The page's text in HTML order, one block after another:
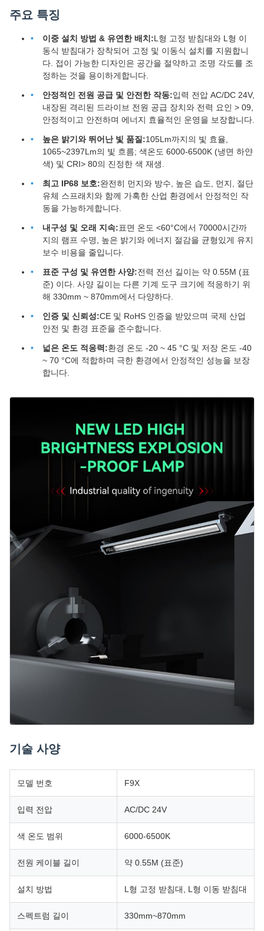
주요 특징
이중 설치 방법 & 유연한 배치:L형 고정 받침대와 L형 이
동식 받침대가 장착되어 고정 및 이동식 설치를 지원합니
다. 접이 가능한 디자인은 공간을 절약하고 조명 각도를 조
정하는 것을 용이하게합니다.
안정적인 전원 공급 및 안전한 작동:입력 전압 AC/DC 24V,
내장된 격리된 드라이브 전원 공급 장치와 전력 요인 > 09,
안정적이고 안전하며 에너지 효율적인 운영을 보장합니다.
높은 밝기와 뛰어난 빛 품질:105Lm까지의 빛 효율,
1065~2397Lm의 빛 흐름; 색온도 6000-6500K (냉면 하얀
색) 및 CRI> 80의 진정한 색 재생.
최고 IP68 보호:완전히 먼지와 방수, 높은 습도, 먼지, 절단
유체 스프래치와 함께 가혹한 산업 환경에서 안정적인 작
동을 가능하게합니다.
내구성 및 오래 지속:표면 온도 <60°C에서 70000시간까
지의 램프 수명, 높은 밝기와 에너지 절감을 균형있게 유지
보수 비용을 줄입니다.
표준 구성 및 유연한 사양:전력 전선 길이는 약 0.55M (표
준) 이다. 사양 길이는 다른 기계 도구 크기에 적응하기 위
해 330mm ~ 870mm에서 다양하다.
인증 및 신뢰성:CE 및 RoHS 인증을 받았으며 국제 산업
안전 및 환경 표준을 준수합니다.
넓은 온도 적응력:환경 온도 -20 ~ 45 °C 및 저장 온도 -40
~ 70 °C에 적합하며 극한 환경에서 안정적인 성능을 보장
합니다.
기술 사양
모델 번호 F9X
입력 전압 AC/DC 24V
색 온도 범위 6000-6500K
전원 케이블 길이 약 0.55M (표준)
설치 방법 L형 고정 받침대, L형 이동 받침대
스펙트럼 길이 330mm~870mm